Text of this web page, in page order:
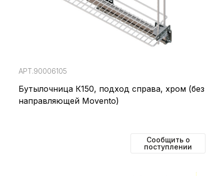
АРТ.90006105
Бутылочница К150, подход справа, хром (без
направляющей Movento)
Сообщить о
поступлении